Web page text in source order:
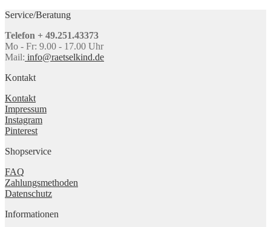
Service/Beratung
Telefon + 49.251.43373
Mo - Fr: 9.00 - 17.00 Uhr
Mail: info@raetselkind.de
Kontakt
Kontakt
Impressum
Instagram
Pinterest
Shopservice
FAQ
Zahlungsmethoden
Datenschutz
Informationen